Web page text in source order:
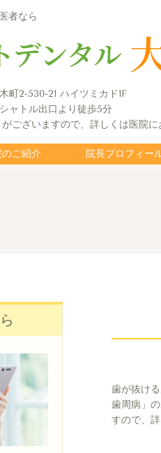
者なら
町2-530-21 ハイツミカド1F
ャトル出口より徒歩5分
ございますので、詳しくは医院に
のご紹介 院長プロフィー
歯が抜け
歯周病」
すので、